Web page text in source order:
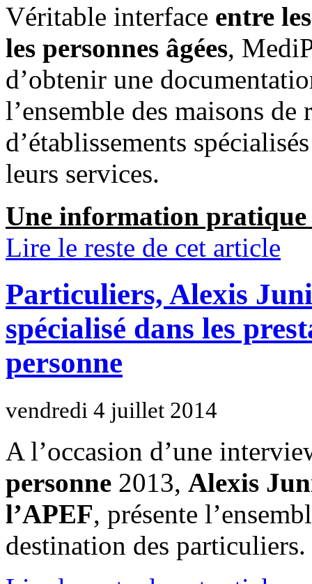
Véritable interface entre
les personnes âgées,
d’obtenir une
l’ensemble des maisons
d’établissements
leurs services.
Une information pratique
Lire le reste de cet article
Particuliers, Alexis
spécialisé dans les
personne
vendredi 4 juillet 2014
A l’occasion d’une
personne 2013, Alexis
l’APEF, présente
destination des particuliers.